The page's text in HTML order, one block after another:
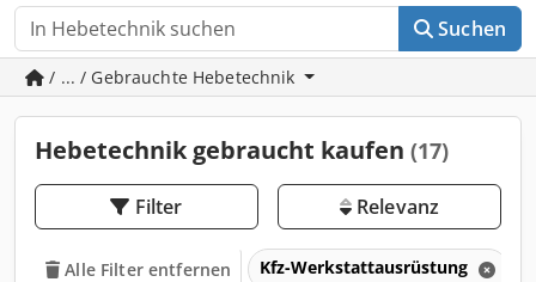
Suchen
/ ... / Gebrauchte Hebetechnik
Hebetechnik gebraucht kaufen (17)
Filter Relevanz
Alle Filter entfernen Kfz-Werkstattausrüstung